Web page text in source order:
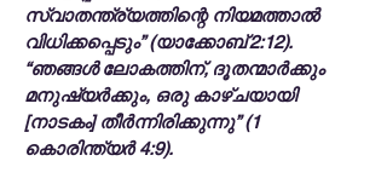
സ്വാതന്ത്ര്യത്തിന്റെ നിയമത്താൽ
വിധിക്കപ്പെടും” (യാക്കോബ് 2:12).
“ഞങ്ങൾ ലോകത്തിന്, ദൂതന്മാർക്കും
മനുഷ്യർക്കും, ഒരു കാഴ്ചയായി
[നാടകം] തീർന്നിരിക്കുന്നു” (1
കൊരിന്ത്യർ 4:9).